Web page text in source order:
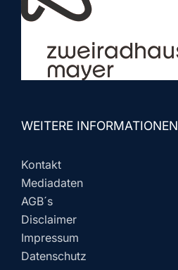
WEITERE INFORMATIONEN
Kontakt
Mediadaten
AGB´s
Disclaimer
Impressum
Datenschutz